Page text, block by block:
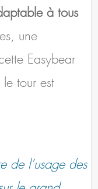
à tous
une
Easybear
le tour est
de l’usage des
le grand